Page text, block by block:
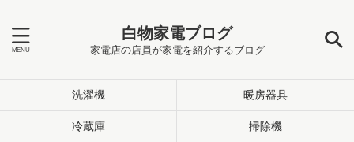
白物家電ブログ
家電店の店員が家電を紹介するブログ
洗濯機 暖房器具
冷蔵庫 掃除機